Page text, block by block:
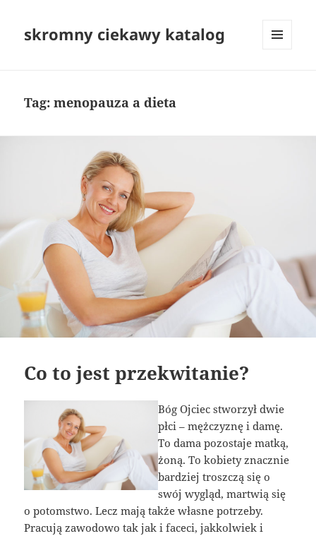
skromny ciekawy katalog
Tag:menopauza a dieta
Co to jest przekwitanie?
Bóg Ojciec stworzył dwie
płci – mężczyznę i damę.
To dama pozostaje matką,
żoną. To kobiety znacznie
bardziej troszczą się o
swój wygląd, martwią się
o potomstwo. Lecz mają także własne potrzeby.
Pracują zawodowo tak jak i faceci, jakkolwiek i